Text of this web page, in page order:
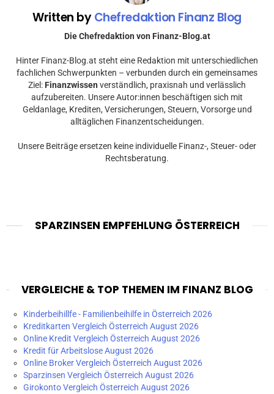
Written byChefredaktion Finanz Blog
Die Chefredaktion von Finanz-Blog.at
Hinter Finanz-Blog.at steht eine Redaktion mit unterschiedlichen
fachlichen Schwerpunkten – verbunden durch ein gemeinsames
Ziel: Finanzwissen verständlich, praxisnah und verlässlich
aufzubereiten. Unsere Autor:innen beschäftigen sich mit
Geldanlage, Krediten, Versicherungen, Steuern, Vorsorge und
alltäglichen Finanzentscheidungen.
Unsere Beiträge ersetzen keine individuelle Finanz-, Steuer- oder
Rechtsberatung.
SPARZINSEN EMPFEHLUNG ÖSTERREICH
VERGLEICHE & TOP THEMEN IM FINANZ BLOG
Kinderbeihillfe - Familienbeihilfe in Österreich 2026
Kreditkarten Vergleich Österreich August 2026
Online Kredit Vergleich Österreich August 2026
Kredit für Arbeitslose August 2026
Online Broker Vergleich Österreich August 2026
Sparzinsen Vergleich Österreich August 2026
Girokonto Vergleich Österreich August 2026